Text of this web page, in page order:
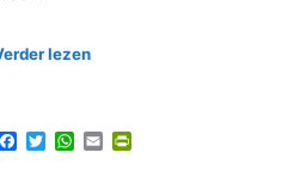
lezen
Facebook
TwitterWhatsApp
Email